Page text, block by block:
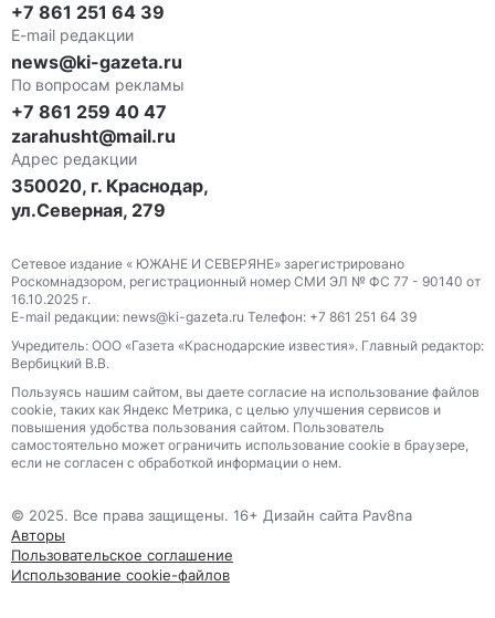
+7 861 251 64 39
E-mail редакции
news@ki-gazeta.ru
По вопросам рекламы
+7 861 259 40 47
zarahusht@mail.ru
Адрес редакции
350020, г. Краснодар,
ул.Северная, 279
Сетевое издание « ЮЖАНЕ И СЕВЕРЯНЕ» зарегистрировано
Роскомнадзором, регистрационный номер СМИ ЭЛ № ФС 77 - 90140 от
16.10.2025 г.
E-mail редакции: news@ki-gazeta.ru Телефон: +7 861 251 64 39
Учредитель: ООО «Газета «Краснодарские известия». Главный редактор:
Вербицкий В.В.
Пользуясь нашим сайтом, вы даете согласие на использование файлов
сооkіе, таких как Яндекс Метрика, с целью улучшения сервисов и
повышения удобства пользования сайтом. Пользователь
самостоятельно может ограничить использование сооkіе в браузере,
если не согласен с обработкой информации о нем.
© 2025. Все права защищены. 16+ Дизайн сайта Pav8na
Авторы
Пользовательское соглашение
Использование cookie-файлов